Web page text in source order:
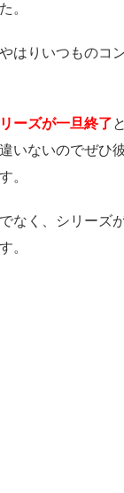
。
はりいつものコ
ーズが一旦終了
いないのでぜひ
。
なく、シリーズ
。